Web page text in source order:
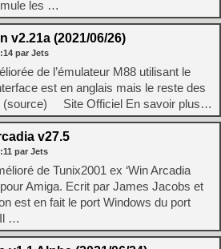
les …
v2.21a (2021/06/26)
par Jets
de l’émulateur M88 utilisant le
est en anglais mais le reste des
(source) Site Officiel En savoir plus…
v27.5
par Jets
de Tunix2001 ex ‘Win Arcadia
Amiga. Ecrit par James Jacobs et
est en fait le port Windows du port
…